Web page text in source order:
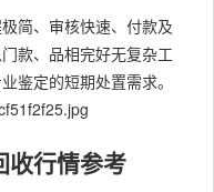
简、审核快速、付款及
款、品相完好无复杂工
鉴定的短期处置需求。
收行情参考